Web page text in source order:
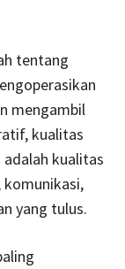
tentang
mengambil
kualitas
kualitas
komunikasi,
yang tulus.